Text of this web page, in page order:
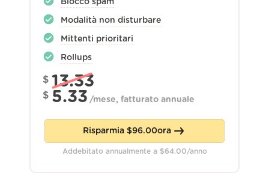
Modalità non disturbare
Mittenti prioritari
Rollups
$ 13.33
$ 5.33 /mese, fatturato annuale
Risparmia $96.00ora
Addebitato annualmente a $64.00/anno